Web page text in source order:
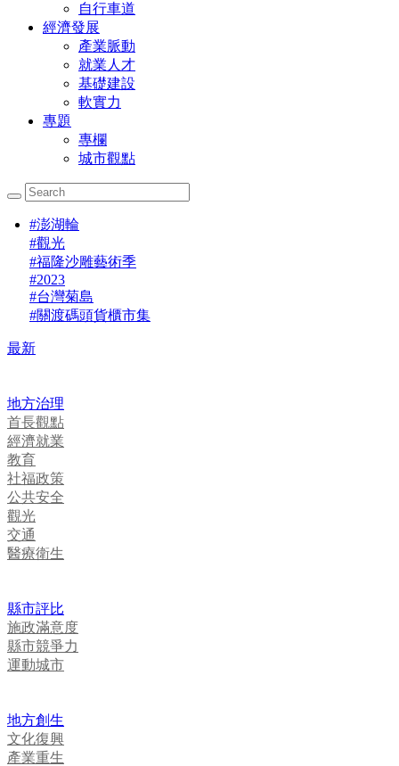
自行車道
經濟發展
產業脈動
就業人才
基礎建設
軟實力
專題
專欄
城市觀點
#澎湖輪
#觀光
#福隆沙雕藝術季
#2023
#台灣菊島
#關渡碼頭貨櫃市集
最新
地方治理
首長觀點
經濟就業
教育
社福政策
公共安全
觀光
交通
醫療衛生
縣市評比
施政滿意度
縣市競爭力
運動城市
地方創生
文化復興
產業重生